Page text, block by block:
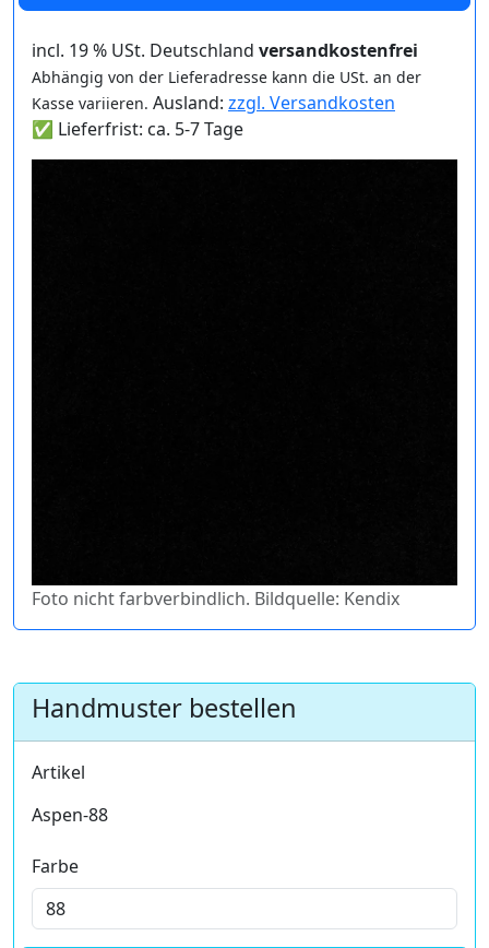
incl. 19 % USt. Deutschland versandkostenfrei
Abhängig von der Lieferadresse kann die USt. an der
Kasse variieren. Ausland: zzgl. Versandkosten
✅ Lieferfrist: ca. 5-7 Tage
Foto nicht farbverbindlich. Bildquelle: Kendix
Handmuster bestellen
Artikel
Aspen-88
Farbe